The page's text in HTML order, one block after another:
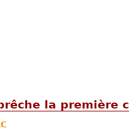
la première